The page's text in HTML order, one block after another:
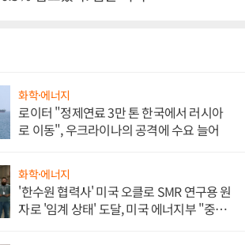
화학·에너지
로이터 "정제연료 3만 톤 한국에서 러시아
로 이동", 우크라이나의 공격에 수요 늘어
화학·에너지
'한수원 협력사' 미국 오클로 SMR 연구용 원
자로 '임계 상태' 도달, 미국 에너지부 "중요